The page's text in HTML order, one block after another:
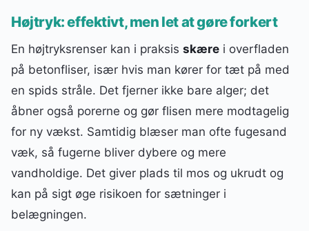
Højtryk: effektivt, men let at gøre forkert
En højtryksrenser kan i praksis skære i overfladen
på betonfliser, især hvis man kører for tæt på med
en spids stråle. Det fjerner ikke bare alger; det
åbner også porerne og gør flisen mere modtagelig
for ny vækst. Samtidig blæser man ofte fugesand
væk, så fugerne bliver dybere og mere
vandholdige. Det giver plads til mos og ukrudt og
kan på sigt øge risikoen for sætninger i
belægningen.